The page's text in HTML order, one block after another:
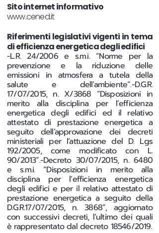
Sito internet informativo
www.cened.it
Riferimenti legislativi vigenti in tema
di efficienza energetica degli edifici
-L.R. 24/2006 e s.m.i. “Norme per la
prevenzione e la riduzione delle
emissioni in atmosfera a tutela della
salute e dell’ambiente”.-D.G.R.
17/07/2015, n. X/3868 “Disposizioni in
merito alla disciplina per l’efficienza
energetica degli edifici ed il relativo
attestato di prestazione energetica a
seguito dell’approvazione dei decreti
ministeriali per l’attuazione del D. Lgs
192/2005, come modificato con L.
90/2013”.-Decreto 30/07/2015, n. 6480
e s.m.i. “Disposizioni in merito alla
disciplina per l’efficienza energetica
degli edifici e per il relativo attestato di
prestazione energetica a seguito della
D.G.R.17/07/2015, n. 3868”, aggiornato
con successivi decreti, l’ultimo dei quali
è rappresentato dal decreto 18546/2019.